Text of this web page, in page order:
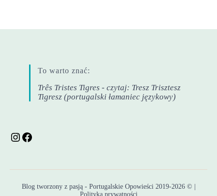
To warto znać:
Três Tristes Tigres - czytaj: Tresz Trisztesz
Tigresz (portugalski łamaniec językowy)
Instagram
Blog tworzony z pasją - Portugalskie Opowieści 2019-2026 © |
Polityka prywatności